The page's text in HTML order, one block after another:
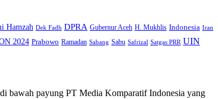
Hamzah Dek Fadh DPRA Gubernur Aceh H. Mukhlis Indonesia Iran
2024 Prabowo Ramadan Sabang Sabu Safrizal Satgas PRR UIN
bawah payung PT Media Komparatif Indonesia yang